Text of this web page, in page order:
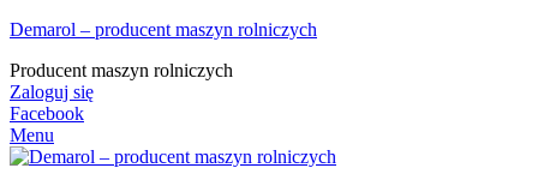
Demarol – producent maszyn rolniczych
Producent maszyn rolniczych
Zaloguj się
Facebook
Menu